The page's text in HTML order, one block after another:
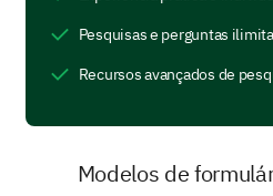
Segurança contra
Pesquisas e perguntas
Recursos avançados de
Modelos de